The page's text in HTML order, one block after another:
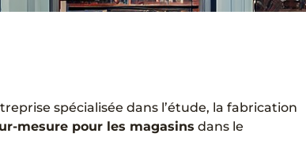
spécialisée dans l’étude, la fabrication
mesure pour les magasins dans le